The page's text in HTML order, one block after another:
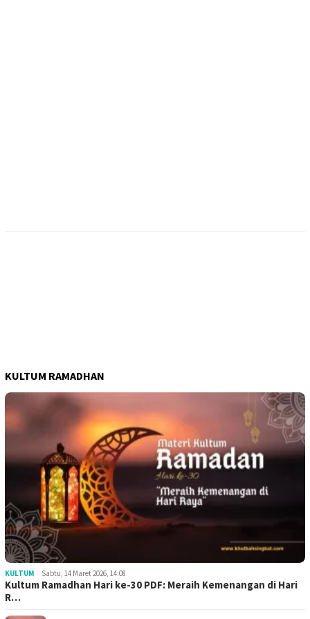
KULTUM RAMADHAN
KULTUM Sabtu, 14 Maret 2026, 14:08
Kultum Ramadhan Hari ke-30 PDF: Meraih Kemenangan di Hari
R…